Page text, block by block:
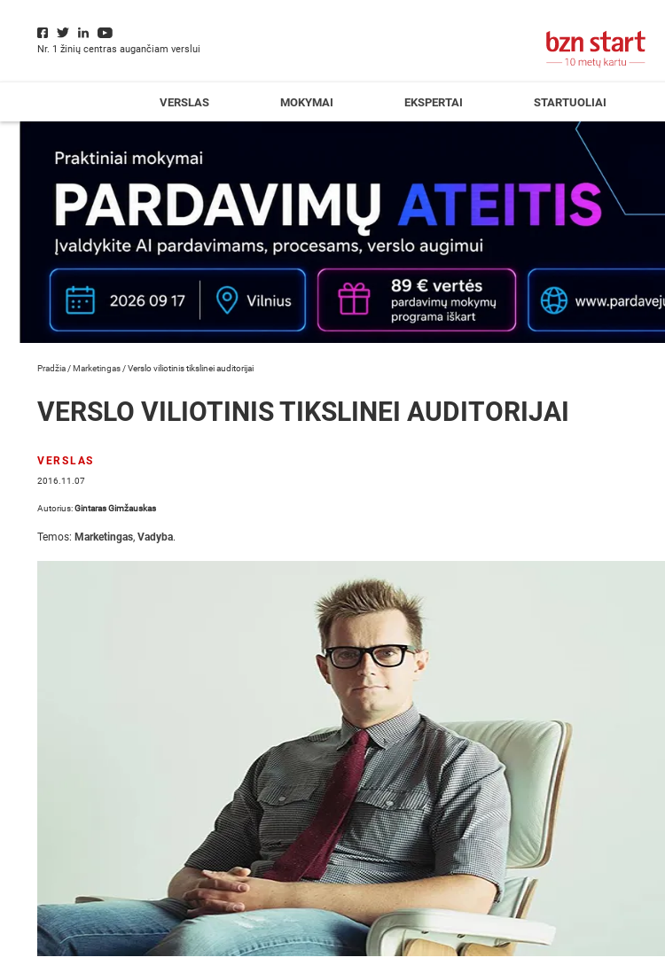
Nr. 1 žinių centras augančiam verslui
VERSLAS MOKYMAI EKSPERTAI STARTUOLIAI
Pradžia /Marketingas /Verslo viliotinis tikslinei auditorijai
VERSLO VILIOTINIS TIKSLINEI AUDITORIJAI
VERSLAS
2016.11.07
Autorius:Gintaras Gimžauskas
Temos: Marketingas, Vadyba.